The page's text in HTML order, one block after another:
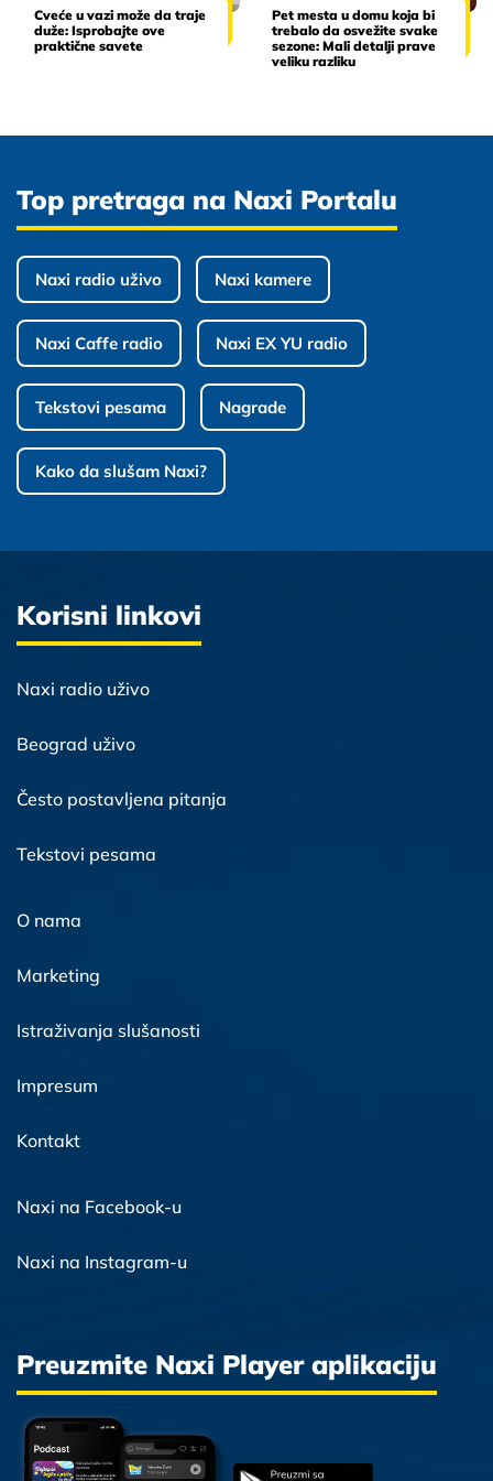
Cveće u vazi može da traje
duže: Isprobajte ove
praktične savete
Pet mesta u domu koja bi
trebalo da osvežite svake
sezone: Mali detalji prave
veliku razliku
Top pretraga na Naxi Portalu
Naxi radio uživo Naxi kamere
Naxi Caffe radio Naxi EX YU radio
Tekstovi pesama Nagrade
Kako da slušam Naxi?
Korisni linkovi
Naxi radio uživo
Beograd uživo
Često postavljena pitanja
Tekstovi pesama
O nama
Marketing
Istraživanja slušanosti
Impresum
Kontakt
Naxi na Facebook-u
Naxi na Instagram-u
Preuzmite Naxi Player aplikaciju